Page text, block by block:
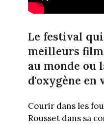
Le festival
meilleurs
au monde ou
d'oxygène en
Courir dans les
Rousset dans sa